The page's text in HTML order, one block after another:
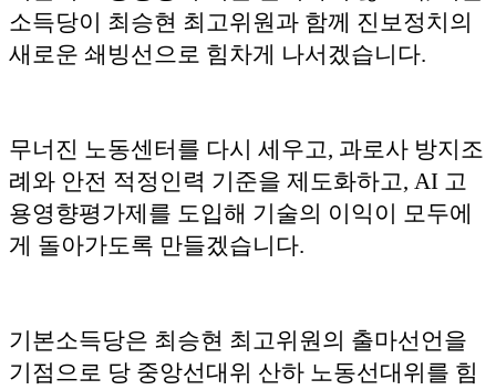
소득당이 최승현 최고위원과 함께 진보정치의
새로운 쇄빙선으로 힘차게 나서겠습니다.
무너진 노동센터를 다시 세우고, 과로사 방지조
례와 안전 적정인력 기준을 제도화하고, AI 고
용영향평가제를 도입해 기술의 이익이 모두에
게 돌아가도록 만들겠습니다.
기본소득당은 최승현 최고위원의 출마선언을
기점으로 당 중앙선대위 산하 노동선대위를 힘